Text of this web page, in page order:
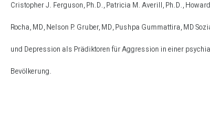
Cristopher J. Ferguson, Ph.D., Patricia M. Averill, Ph.D.,
Rocha, MD, Nelson P. Gruber, MD, Pushpa Gummattira, MD
und Depression als Prädiktoren für Aggression in einer
Bevölkerung.